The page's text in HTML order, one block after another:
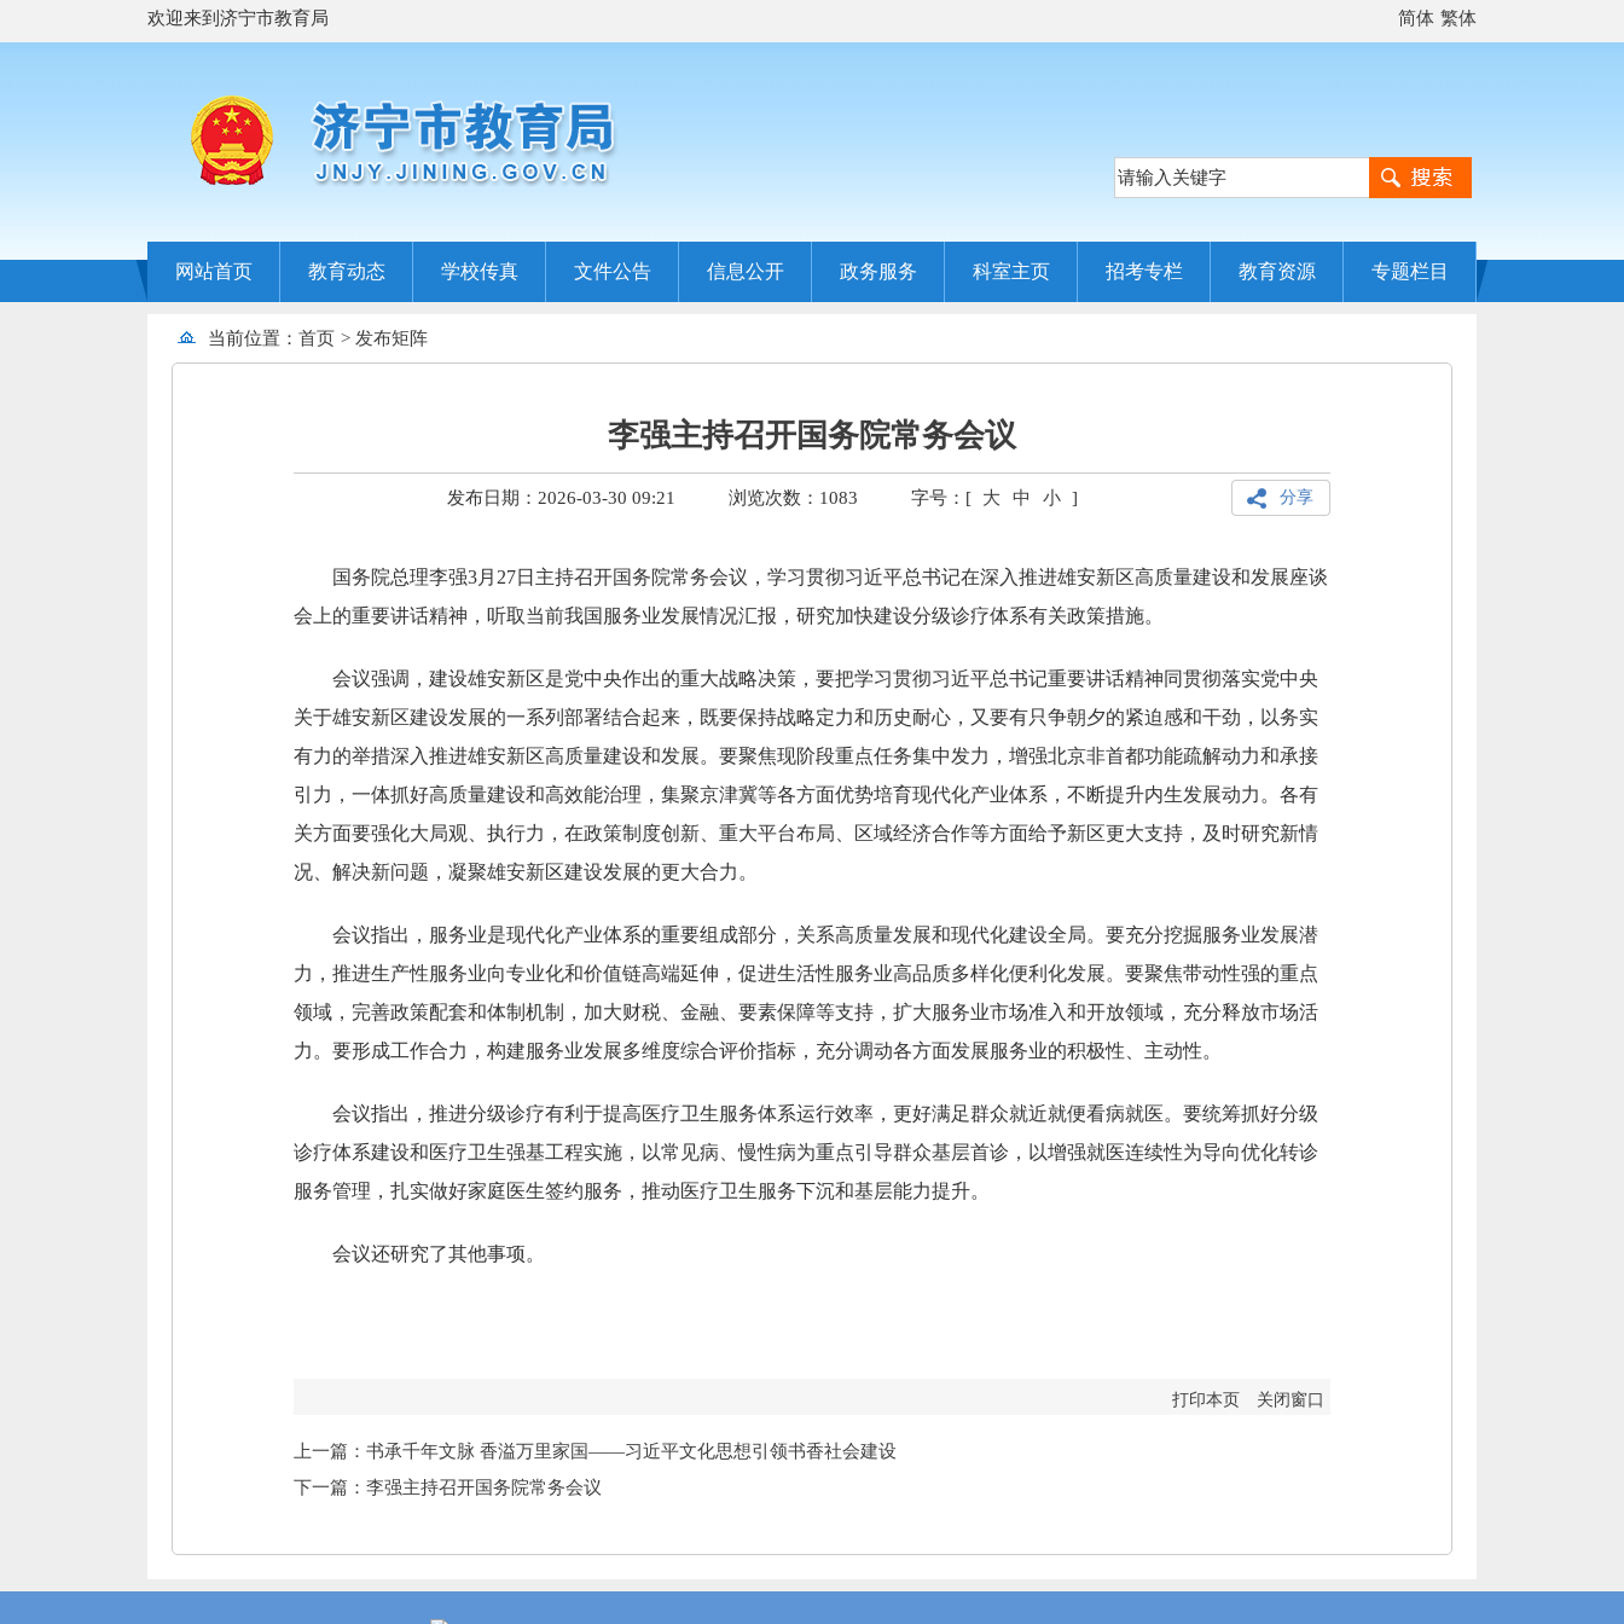
欢迎来到济宁市教育局 繁体
简体
网站首页 教育动态 学校传真 文件公告 信息公开 政务服务 科室主页 招考专栏 教育资源 专题栏目
当前位置： 首页 > 发布矩阵
李强主持召开国务院常务会议
发布日期：2026-03-30 09:21 浏览次数： 1083 字号：[ 大 中 小 ] 分享
国务院总理李强3月27日主持召开国务院常务会议，学习贯彻习近平总书记在深入推进雄安新区高质量建设和发展座谈
会上的重要讲话精神，听取当前我国服务业发展情况汇报，研究加快建设分级诊疗体系有关政策措施。
会议强调，建设雄安新区是党中央作出的重大战略决策，要把学习贯彻习近平总书记重要讲话精神同贯彻落实党中央
关于雄安新区建设发展的一系列部署结合起来，既要保持战略定力和历史耐心，又要有只争朝夕的紧迫感和干劲，以务实
有力的举措深入推进雄安新区高质量建设和发展。要聚焦现阶段重点任务集中发力，增强北京非首都功能疏解动力和承接
引力，一体抓好高质量建设和高效能治理，集聚京津冀等各方面优势培育现代化产业体系，不断提升内生发展动力。各有
关方面要强化大局观、执行力，在政策制度创新、重大平台布局、区域经济合作等方面给予新区更大支持，及时研究新情
况、解决新问题，凝聚雄安新区建设发展的更大合力。
会议指出，服务业是现代化产业体系的重要组成部分，关系高质量发展和现代化建设全局。要充分挖掘服务业发展潜
力，推进生产性服务业向专业化和价值链高端延伸，促进生活性服务业高品质多样化便利化发展。要聚焦带动性强的重点
领域，完善政策配套和体制机制，加大财税、金融、要素保障等支持，扩大服务业市场准入和开放领域，充分释放市场活
力。要形成工作合力，构建服务业发展多维度综合评价指标，充分调动各方面发展服务业的积极性、主动性。
会议指出，推进分级诊疗有利于提高医疗卫生服务体系运行效率，更好满足群众就近就便看病就医。要统筹抓好分级
诊疗体系建设和医疗卫生强基工程实施，以常见病、慢性病为重点引导群众基层首诊，以增强就医连续性为导向优化转诊
服务管理，扎实做好家庭医生签约服务，推动医疗卫生服务下沉和基层能力提升。
会议还研究了其他事项。
打印本页 关闭窗口
上一篇：书承千年文脉 香溢万里家国——习近平文化思想引领书香社会建设
下一篇：李强主持召开国务院常务会议